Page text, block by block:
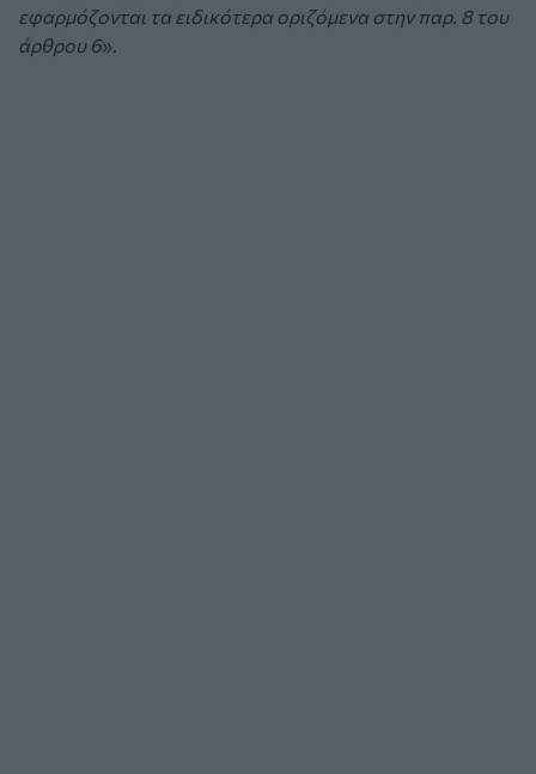
εφαρμόζονται τα ειδικότερα οριζόμενα στην παρ. 8 του
άρθρου 6».